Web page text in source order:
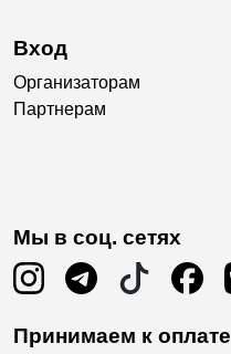
Вход
Организаторам
Партнерам
Мы в соц. сетях
Принимаем к оплате